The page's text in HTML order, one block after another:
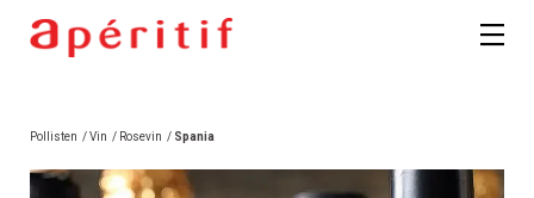
Pollisten /Vin / Rosevin / Spania